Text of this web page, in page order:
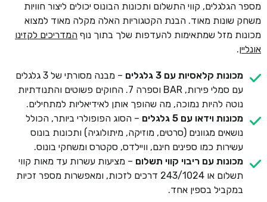
מספר הגלגלים, קווי התשלום ותכונות הבונוס יכולים ליצור חוויות
משחק שונות מאוד. הבנת הקטגוריות האלה מקלה מאוד למצוא
מכונות מזל שמתאימות להעדפות שלך בתוך נוף המדריכים לקזינו
אונליין.
מכונות קלאסיות עם 3 גלגלים
– מבנה מסורתי של 3 גלגלים
עם סמלי פירות, BAR וספרה 7. החוקים פשוטים והתנודתיות
נוטה להיות נמוכה, מה שהופך אותן לאידיאליות למתחילים.
מכונות וידאו עם 5 גלגלים
– הסוג הפופולרי ביותר, הכולל
נושאים מגוונים (סרטים, מוזיקה, מיתולוגיה) ותכונות בונוס
עשירות כמו ספינים חינם, וויילדס, סקטרס ומשחקי בונוס.
מכונות עם ריבוי קווי תשלום – מציעות עשרות עד מאות קווי
תשלום או 243/1024 דרכים לזכות, ומאפשרות מספר זכיות
במקביל בספין אחד.